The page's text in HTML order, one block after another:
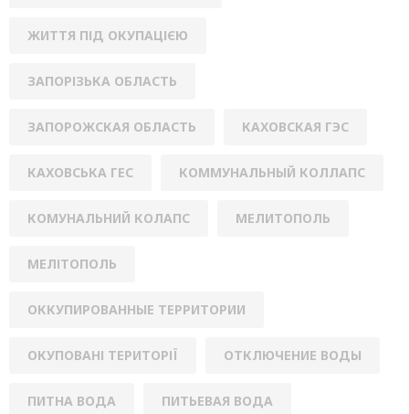
ЖИТТЯ ПІД ОКУПАЦІЄЮ
ЗАПОРІЗЬКА ОБЛАСТЬ
ЗАПОРОЖСКАЯ ОБЛАСТЬ КАХОВСКАЯ ГЭС
КАХОВСЬКА ГЕС КОММУНАЛЬНЫЙ КОЛЛАПС
КОМУНАЛЬНИЙ КОЛАПС МЕЛИТОПОЛЬ
МЕЛІТОПОЛЬ
ОККУПИРОВАННЫЕ ТЕРРИТОРИИ
ОКУПОВАНІ ТЕРИТОРІЇ ОТКЛЮЧЕНИЕ ВОДЫ
ПИТНА ВОДА ПИТЬЕВАЯ ВОДА